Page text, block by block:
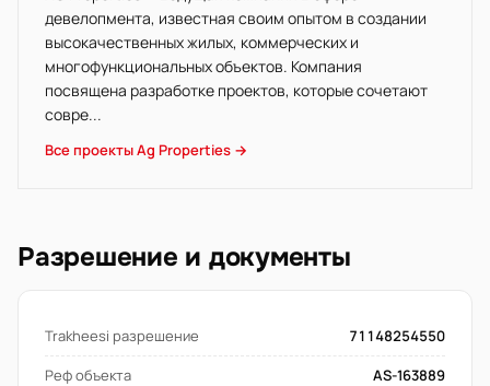
девелопмента, известная своим опытом в создании
высокачественных жилых, коммерческих и
многофункциональных объектов. Компания
посвящена разработке проектов, которые сочетают
совре...
Все проекты Ag Properties →
Разрешение и документы
Trakheesi разрешение
71148254550
Реф объекта
AS-163889